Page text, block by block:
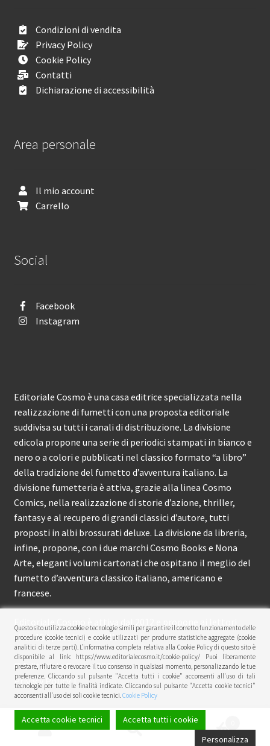
Condizioni di vendita
Privacy Policy
Cookie Policy
Contatti
Dichiarazione di accessibilità
Area personale
Il mio account
Carrello
Social
Facebook
Instagram
Editoriale Cosmo è una casa editrice specializzata nella
realizzazione di fumetti con una proposta editoriale
suddivisa su tutti i canali di distribuzione. La divisione
edicola propone una serie di periodici stampati in bianco e
nero o a colori e pubblicati nel classico formato “a libro”
della tradizione del fumetto d’avventura italiano. La
divisione fumetteria è attiva, grazie alla linea Cosmo
Comics, nella realizzazione di storie d’azione, thriller,
fantasy e al recupero di grandi classici d’autore, tutti
proposti in albi brossurati deluxe. La divisione da libreria,
infine, propone, con i due marchi Cosmo Books e Nona
Arte, eleganti volumi cartonati che ospitano il meglio del
fumetto d’avventura classico italiano, americano e
francese.
Editoriale Cosmo è attiva dal 2012 e propone ai lettori
circa 150 pubblicazioni l’anno.
© Editoriale Cosmo 2026
Privacy Policy
Questo sito utilizza cookie e tecnologie simili per garantire il corretto funzionamento delle
procedure (cookie tecnici) e cookie utilizzati per produrre statistiche aggregate (cookie
analitici di terze parti). L’informativa completa relativa alla Cookie Policy di questo sito è
disponibile al link: https://www.editorialecosmo.it/cookie-policy/ Puoi liberamente
prestare, rifiutare o revocare il tuo consenso in qualsiasi momento, personalizzando le tue
preferenze. Cliccando sul pulsante "Accetta tutti i cookie" acconsenti all'uso di tali
tecnologie per tutte le finalità indicate. Cliccando sul pulsante "Accetta cookie tecnici"
acconsenti all'uso dei soli cookie tecnici.Cookie Policy
Accetta cookie tecnici
Accetta tutti i cookie
Personalizza